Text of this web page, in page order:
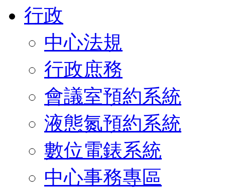
行政
中心法規
行政庶務
會議室預約系統
液態氮預約系統
數位電錶系統
中心事務專區